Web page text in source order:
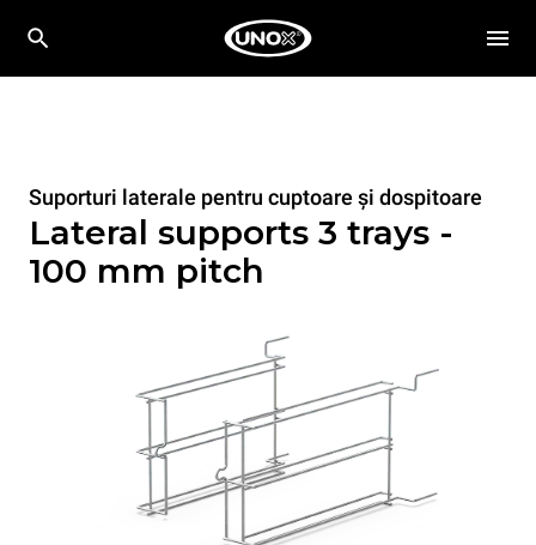
Suporturi laterale pentru cuptoare și dospitoare
Lateral supports 3 trays -
100 mm pitch